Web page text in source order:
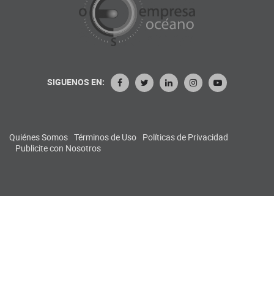
SIGUENOS EN:
Quiénes Somos Términos de Uso Políticas de Privacidad
Publicite con Nosotros